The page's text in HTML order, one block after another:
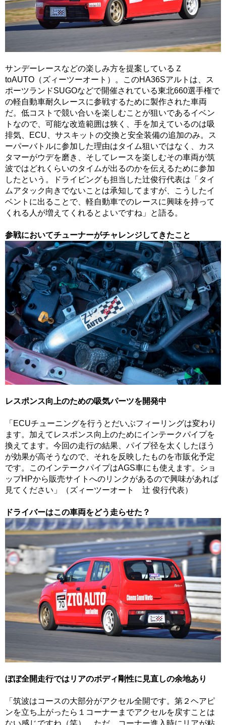
サンデーレースなどの楽しみ方を提案しているＺ
toAUTO（ズィーツーオート）。このHA36Sアルトは、ス
ポーツランドSUGOなどで開催されている東北660選手権で
の軽自動車耐久レースに参戦するために製作された車両
だ。低コストで競い合いを楽しむことが狙いであるイベン
トなので、可能な改造範囲は狭く、手を加えているのは吸
排気、ECU、サスキットの交換と安全装備の追加のみ。ス
ーパーバトルに参加した理由はタイム狙いではなく、カス
タマーがウデを磨き、そしてレースを楽しむその車両が筑
波ではどれくらいのタイムが出るのかを伝えるために参加
したという。ドライビングも担当した辻俊行代表は「タイ
ムアタック向きでないことは承知してますが、こうしたイ
ベントに出ることで、軽自動車でのレースに興味を持って
くれる人が増えてくれるとよいですね」と語る。
参戦においてチューナーがチャレンジしてきたこと
レスポンス向上のための吸気パーツを開発中
「ECUチューニングを行うとだいぶフィーリングは変わり
ます。加えてレスポンス向上のためにインテークパイプを
換えてます。今回の走行の結果、パイプ径を太くしたほう
が効果が高そうなので、それを反映したものを市販化予定
です。このインテークパイプはAGS車にも使えます。ショ
ップHPから販売サイトへのリンクがあるので興味があれば
見てください」（ズィーツーオート 辻 俊行代表）
ドライバーはこの車両をどう走らせた？
ぼぼ全開走行ではリアのボディ剛性に見直しの余地あり
「筑波はコースの大部分がアクセル全開です。第２ヘアピ
ンを立ち上がったら１コーナーまでアクセルを戻すことは
ない感じですね（笑）。ただ、コーナー進入時にリアが粘